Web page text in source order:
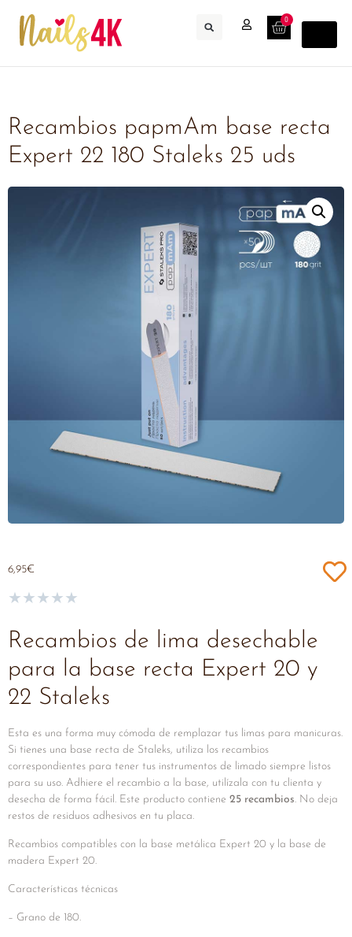
0
Recambios papmAm base recta
Expert 22 180 Staleks 25 uds
6,95€
★★★★★
Recambios de lima desechable
para la base recta Expert 20 y
22 Staleks
Esta es una forma muy cómoda de remplazar tus limas para manicuras.
Si tienes una base recta de Staleks, utiliza los recambios
correspondientes para tener tus instrumentos de limado siempre listos
para su uso. Adhiere el recambio a la base, utilízala con tu clienta y
desecha de forma fácil. Este producto contiene 25 recambios. No deja
restos de residuos adhesivos en tu placa.
Recambios compatibles con la base metálica Expert 20 y la base de
madera Expert 20.
Características técnicas
– Grano de 180.